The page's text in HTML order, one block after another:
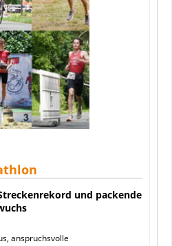
und packende
anspruchsvolle